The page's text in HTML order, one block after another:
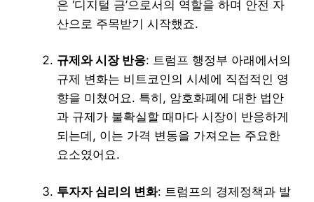
은 ‘디지털 금’으로서의 역할을 하며 안전 자
산으로 주목받기 시작했죠.
규제와 시장 반응: 트럼프 행정부 아래에서의
규제 변화는 비트코인의 시세에 직접적인 영
향을 미쳤어요. 특히, 암호화폐에 대한 법안
과 규제가 불확실할 때마다 시장이 반응하게
되는데, 이는 가격 변동을 가져오는 주요한
요소였어요.
투자자 심리의 변화: 트럼프의 경제정책과 발